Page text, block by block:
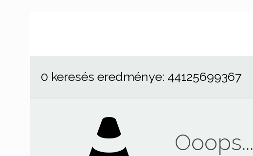
0 keresés eredménye: 44125699367
Ooops...